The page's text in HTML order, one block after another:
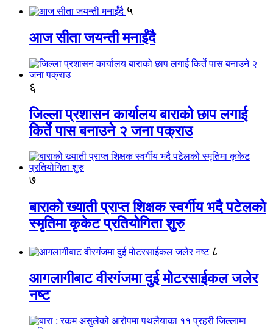
५
आज सीता जयन्ती मनाईंदै
६
जिल्ला प्रशासन कार्यालय बाराको छाप लगाई
किर्ते पास बनाउने २ जना पक्राउ
७
बाराको ख्याती प्राप्त शिक्षक स्वर्गीय भदै पटेलको
स्मृतिमा कृकेट प्रतियोगिता शुरु
८
आगलागीबाट वीरगंजमा दुई मोटरसाईकल जलेर
नष्ट